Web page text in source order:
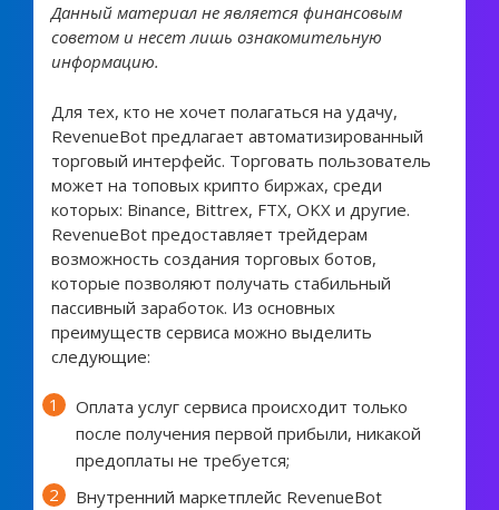
Данный материал не является финансовым
советом и несет лишь ознакомительную
информацию.
Для тех, кто не хочет полагаться на удачу,
RevenueBot предлагает автоматизированный
торговый интерфейс. Торговать пользователь
может на топовых крипто биржах, среди
которых: Binance, Bittrex, FTX, OKX и другие.
RevenueBot предоставляет трейдерам
возможность создания торговых ботов,
которые позволяют получать стабильный
пассивный заработок. Из основных
преимуществ сервиса можно выделить
следующие:
Оплата услуг сервиса происходит только
после получения первой прибыли, никакой
предоплаты не требуется;
Внутренний маркетплейс RevenueBot